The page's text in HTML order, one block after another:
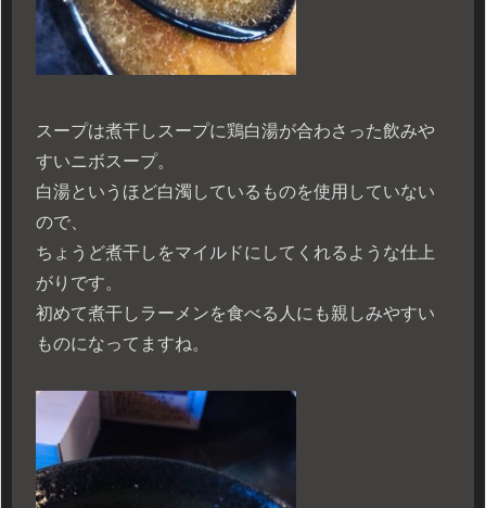
スープは煮干しスープに鶏白湯が合わさった飲みや
すいニボスープ。
白湯というほど白濁しているものを使用していない
ので、
ちょうど煮干しをマイルドにしてくれるような仕上
がりです。
初めて煮干しラーメンを食べる人にも親しみやすい
ものになってますね。